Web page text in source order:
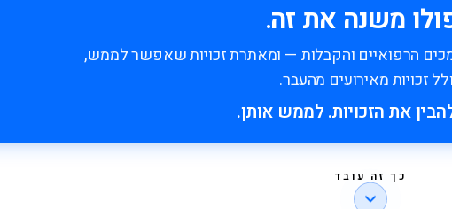
משנה את זה.
הרפואיים והקבלות — ומאתרת זכויות שאפשר לממש,
זכויות מאירועים מהעבר.
את הזכויות. לממש אותן.
כך זה עובד